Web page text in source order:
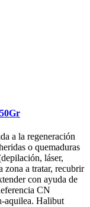
a la regeneración
o quemaduras
láser,
zona a tratar, recubrir
con ayuda de
CN
aquilea. Halibut